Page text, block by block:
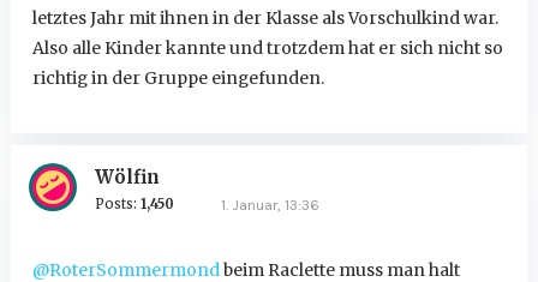
letztes Jahr mit ihnen in der Klasse als Vorschulkind war.
Also alle Kinder kannte und trotzdem hat er sich nicht so
richtig in der Gruppe eingefunden.
Wölfin
Posts: 1,450 1. Januar, 13:36
@RoterSommermondbeim Raclette muss man halt